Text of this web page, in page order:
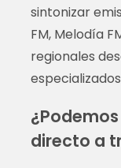
sintonizar
FM, Melodía
regionales
directo a